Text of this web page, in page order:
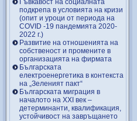
Гъвкавост на социалната
подкрепа в условията на кризи
(опит и уроци от периода на
COVID -19 пандемията 2020-
2022 г.)
Развитие на отношенията на
собственост и промените в
организацията на фирмата
Българската
електроенергетика в контекста
на „Зеленият пакт“
Българската миграция в
началото на ХХІ век –
детерминанти, квалификация,
устойчивост на завръщането